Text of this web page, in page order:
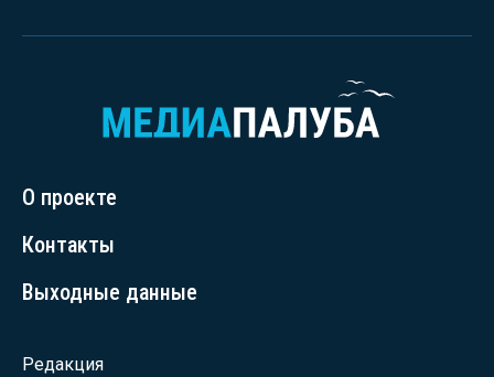
О проекте
Контакты
Выходные данные
Редакция